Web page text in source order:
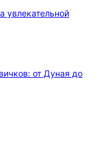
увлекательной